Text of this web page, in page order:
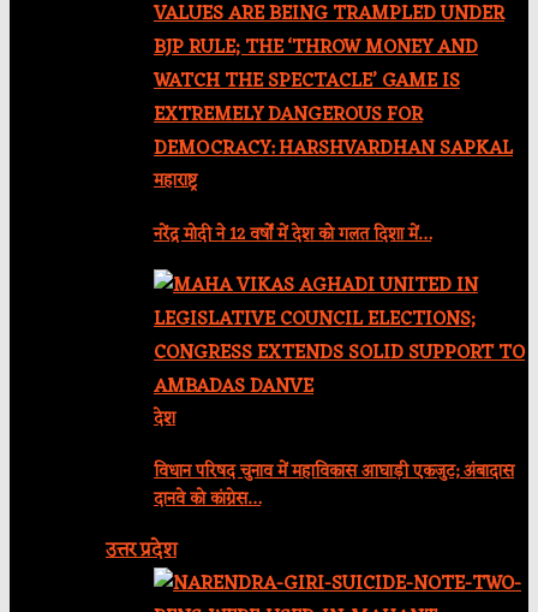
महाराष्ट्र
नरेंद्र मोदी ने 12 वर्षों में देश को गलत दिशा में…
देश
विधान परिषद चुनाव में महाविकास आघाड़ी एकजुट; अंबादास
दानवे को कांग्रेस…
उत्तर प्रदेश